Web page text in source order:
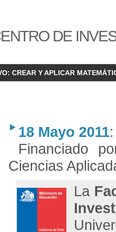
DE
CREAR Y APLICAR
18 Mayo 2011
Financiado
Ciencias
La